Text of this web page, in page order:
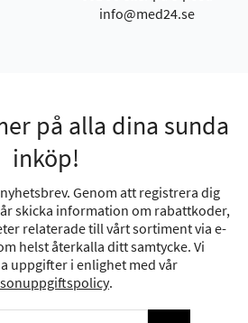
info@med24.se
på alla dina sunda
inköp!
Genom att registrera dig
skicka information om rabattkoder,
relaterade till vårt sortiment via e-
helst återkalla ditt samtycke. Vi
uppgifter i enlighet med vår
.